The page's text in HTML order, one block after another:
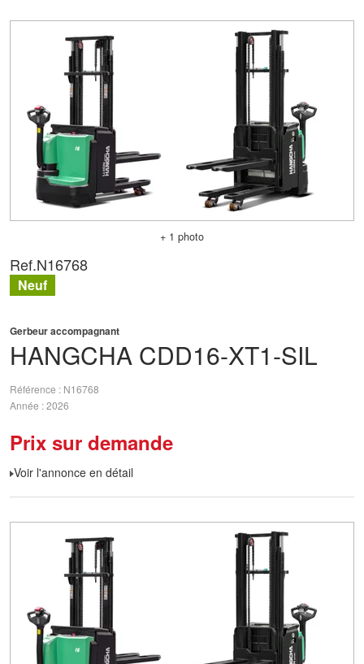
+ 1 photo
HANGCHA CDD16-XT1-SIL
Gerbeur accompagnant
Référence
N16768
Année 2026
Prix sur demande
Voir l'annonce en détail
Ref.N16768
Neuf